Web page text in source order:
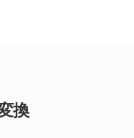
換